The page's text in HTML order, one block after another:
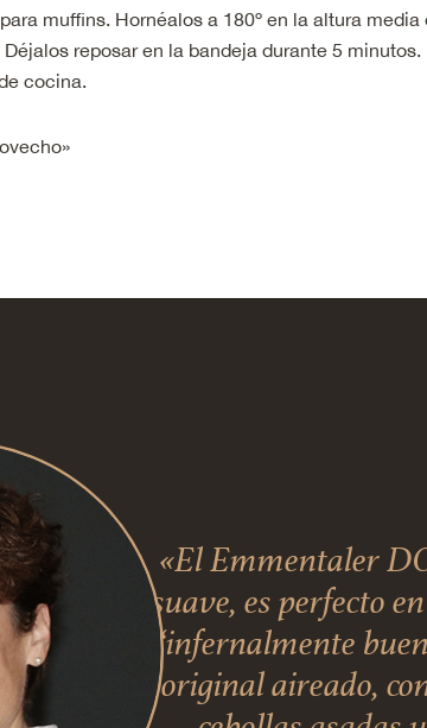
muffins. Hornéalos a 180º en la altura
reposar en la bandeja durante 5
cocina.
«El Emmentaler
suave, es perfecto
‘infernalmente
original aireado,